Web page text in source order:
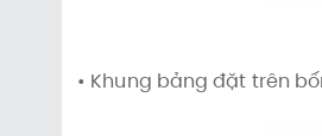
• Khung bảng đặt trên